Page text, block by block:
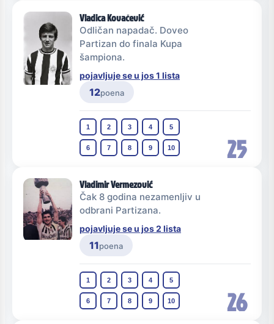
25
Vladica Kovačević
Odličan napadač. Doveo
Partizan do finala Kupa
šampiona.
pojavljuje se u jos 1 lista
12poena
1 2 3 4 5
6 7 8 9 10
26
Vladimir Vermezović
Čak 8 godina nezamenljiv u
odbrani Partizana.
pojavljuje se u jos 2 lista
11poena
1 2 3 4 5
6 7 8 9 10